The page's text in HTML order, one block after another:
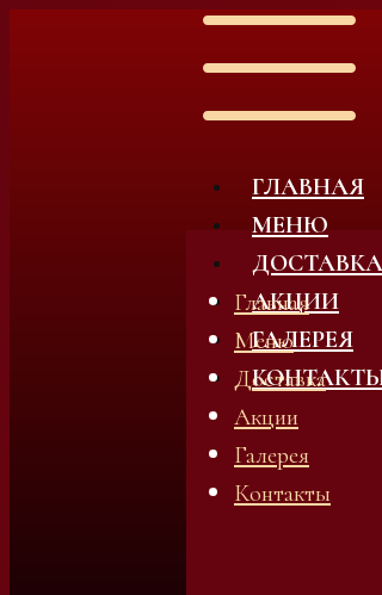
ГЛАВНАЯ
МЕНЮ
ДОСТАВКА
АКЦИИ
ГАЛЕРЕЯ
Главная
Меню
Доставка
Акции
Галерея
Контакты